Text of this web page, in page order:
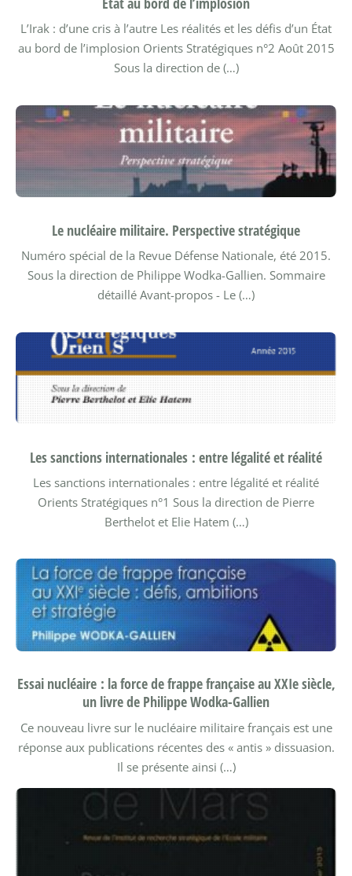
L’Irak : d’une cris à l’autre Les réalités et les défis d’un État
au bord de l’implosion Orients Stratégiques n°2 Août 2015
Sous la direction de (…)
Le nucléaire militaire. Perspective stratégique
Numéro spécial de la Revue Défense Nationale, été 2015.
Sous la direction de Philippe Wodka-Gallien. Sommaire
détaillé Avant-propos - Le (…)
Les sanctions internationales : entre légalité et réalité
Les sanctions internationales : entre légalité et réalité
Orients Stratégiques n°1 Sous la direction de Pierre
Berthelot et Elie Hatem (…)
Essai nucléaire : la force de frappe française au XXIe siècle,
un livre de Philippe Wodka-Gallien
Ce nouveau livre sur le nucléaire militaire français est une
réponse aux publications récentes des « antis » dissuasion.
Il se présente ainsi (…)